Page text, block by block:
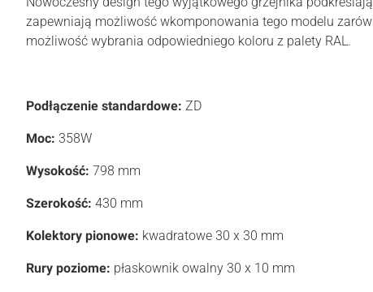
zapewniają możliwość wkomponowania tego modelu
możliwość wybrania odpowiedniego koloru z palety RAL.
Podłączenie standardowe: ZD
Moc: 358W
Wysokość: 798 mm
Szerokość: 430 mm
Kolektory pionowe: kwadratowe 30 x 30 mm
Rury poziome: płaskownik owalny 30 x 10 mm